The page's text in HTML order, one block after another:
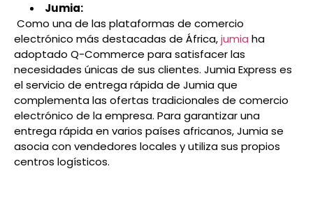
Jumia:
Como una de las plataformas de comercio
electrónico más destacadas de África,jumia ha
adoptado Q-Commerce para satisfacer las
necesidades únicas de sus clientes. Jumia Express es
el servicio de entrega rápida de Jumia que
complementa las ofertas tradicionales de comercio
electrónico de la empresa. Para garantizar una
entrega rápida en varios países africanos, Jumia se
asocia con vendedores locales y utiliza sus propios
centros logísticos.